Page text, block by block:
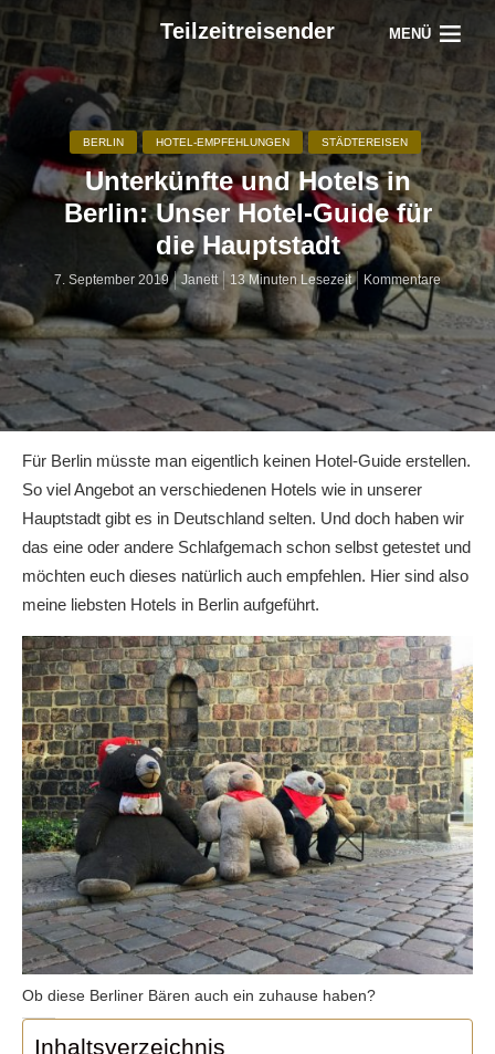
Teilzeitreisender MENÜ
BERLIN HOTEL-EMPFEHLUNGEN STÄDTEREISEN
Unterkünfte und Hotels in
Berlin: Unser Hotel-Guide für
die Hauptstadt
7. September 2019 Janett 13 Minuten Lesezeit Kommentare
Für Berlin müsste man eigentlich keinen Hotel-Guide erstellen.
So viel Angebot an verschiedenen Hotels wie in unserer
Hauptstadt gibt es in Deutschland selten. Und doch haben wir
das eine oder andere Schlafgemach schon selbst getestet und
möchten euch dieses natürlich auch empfehlen. Hier sind also
meine liebsten Hotels in Berlin aufgeführt.
Ob diese Berliner Bären auch ein zuhause haben?
Inhaltsverzeichnis